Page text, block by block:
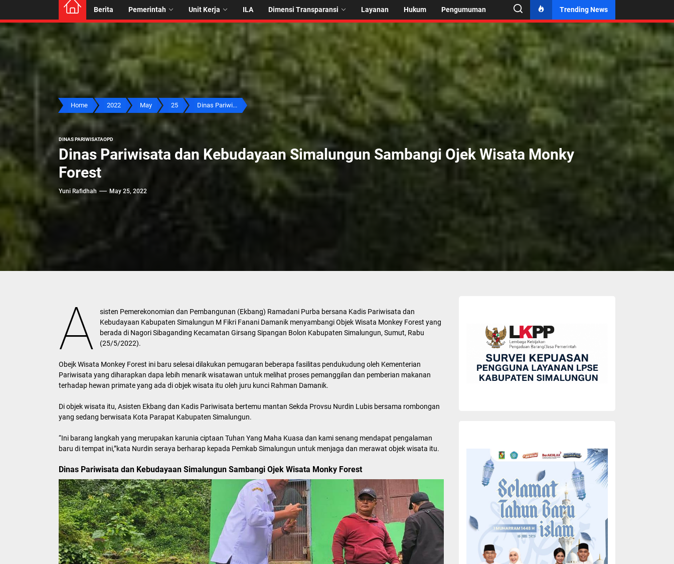
Berita Pemerintah Unit Kerja ILA Dimensi Transparansi Layanan Hukum Pengumuman Trending News
Home 2022 May 25 Dinas Pariwi...
DINAS PARIWISATAOPD
Dinas Pariwisata dan Kebudayaan Simalungun Sambangi Ojek Wisata Monky
Forest
Yuni Rafidhah May 25, 2022
A
sisten Pemerekonomian dan Pembangunan (Ekbang) Ramadani Purba bersana Kadis Pariwisata dan
Kebudayaan Kabupaten Simalungun M Fikri Fanani Damanik menyambangi Objek Wisata Monkey Forest yang
berada di Nagori Sibaganding Kecamatan Girsang Sipangan Bolon Kabupaten Simalungun, Sumut, Rabu
(25/5/2022).
Obejk Wisata Monkey Forest ini baru selesai dilakukan pemugaran beberapa fasilitas pendukudung oleh Kementerian
Pariwisata yang diharapkan dapa lebih menarik wisatawan untuk melihat proses pemanggilan dan pemberian makanan
terhadap hewan primate yang ada di objek wisata itu oleh juru kunci Rahman Damanik.
Di objek wisata itu, Asisten Ekbang dan Kadis Pariwisata bertemu mantan Sekda Provsu Nurdin Lubis bersama rombongan
yang sedang berwisata Kota Parapat Kabupaten Simalungun.
“Ini barang langkah yang merupakan karunia ciptaan Tuhan Yang Maha Kuasa dan kami senang mendapat pengalaman
baru di tempat ini,”kata Nurdin seraya berharap kepada Pemkab Simalungun untuk menjaga dan merawat objek wisata itu.
Dinas Pariwisata dan Kebudayaan Simalungun Sambangi Ojek Wisata Monky Forest